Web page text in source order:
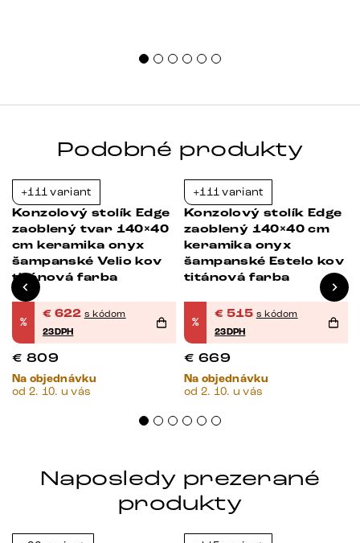
Podobné produkty
+111 variant
Konzolový stolík Edge
zaoblený tvar 140×40
cm keramika onyx
šampanské Velio kov
titánová farba
%
€ 622 s kódom
23DPH
€ 809
Na objednávku
od 2. 10. u vás
+111 variant
Konzolový stolík Edge
zaoblený 140×40 cm
keramika onyx
šampanské Estelo kov
titánová farba
%
€ 515 s kódom
23DPH
€ 669
Na objednávku
od 2. 10. u vás
Naposledy prezerané
produkty